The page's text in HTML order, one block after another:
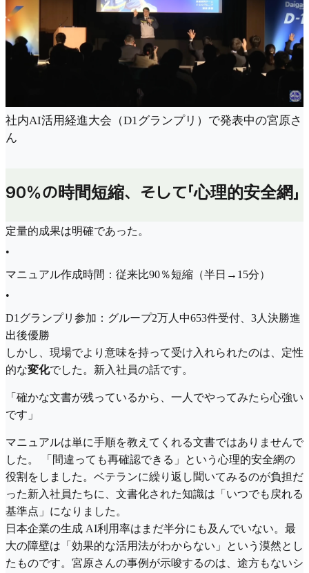
社内AI活用経進大会（D1グランプリ）で発表中の宮原さ
ん
90％の時間短縮、そして「心理的安全網」
定量的成果は明確であった。
•
マニュアル作成時間：従来比90％短縮（半日→15分）
•
D1グランプリ参加：グループ2万人中653件受付、3人決勝進
出後優勝
しかし、現場でより意味を持って受け入れられたのは、定性
的な変化でした。新入社員の話です。
「確かな文書が残っているから、一人でやってみたら心強い
です」
マニュアルは単に手順を教えてくれる文書ではありませんで
した。 「間違っても再確認できる」という心理的安全網の
役割をしました。ベテランに繰り返し聞いてみるのが負担だ
った新入社員たちに、文書化された知識は「いつでも戻れる
基準点」になりました。
日本企業の生成 AI利用率はまだ半分にも及んでいない。最
大の障壁は「効果的な活用法がわからない」という漠然とし
たものです。宮原さんの事例が示唆するのは、途方もないシ